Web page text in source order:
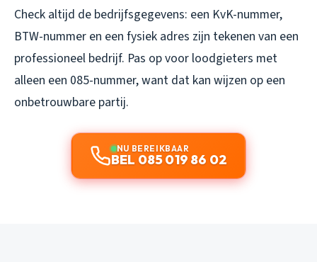
Check altijd de bedrijfsgegevens: een KvK-nummer,
BTW-nummer en een fysiek adres zijn tekenen van een
professioneel bedrijf. Pas op voor loodgieters met
alleen een 085-nummer, want dat kan wijzen op een
onbetrouwbare partij.
NU BEREIKBAAR
BEL 085 019 86 02